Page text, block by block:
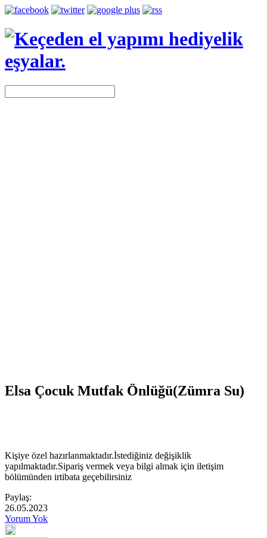
Elsa Çocuk Mutfak Önlüğü(Zümra Su)
Kişiye özel hazırlanmaktadır.İstediğiniz değişiklik
yapılmaktadır.Sipariş vermek veya bilgi almak için iletişim
bölümünden irtibata geçebilirsiniz
Paylaş:
26.05.2023
Yorum Yok